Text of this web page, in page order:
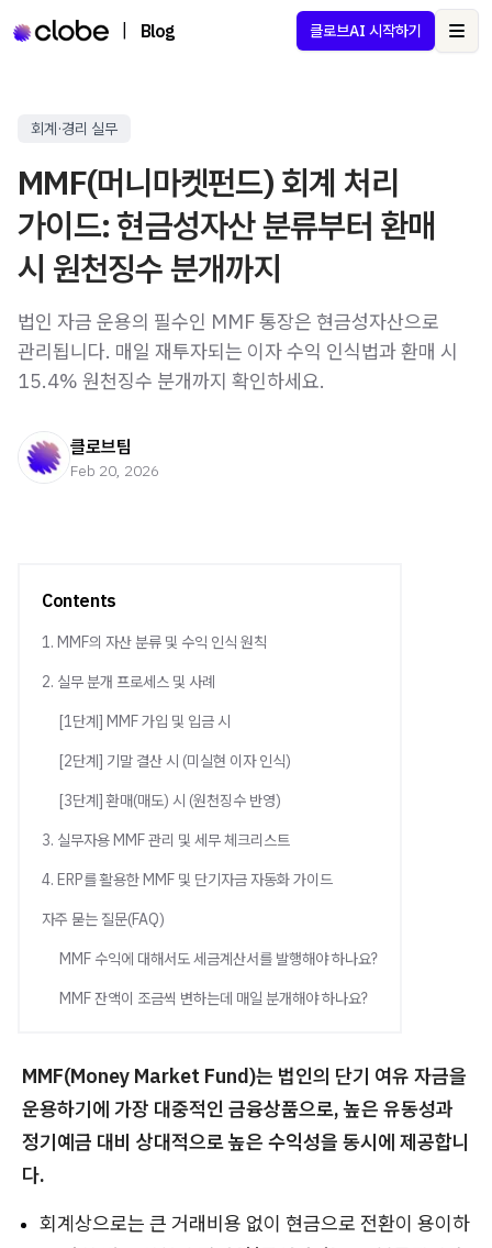
Blog 클로브AI 시작하기
회계·경리 실무
MMF(머니마켓펀드) 회계 처리
가이드: 현금성자산 분류부터 환매
시 원천징수 분개까지
법인 자금 운용의 필수인 MMF 통장은 현금성자산으로
관리됩니다. 매일 재투자되는 이자 수익 인식법과 환매 시
15.4% 원천징수 분개까지 확인하세요.
클로브팀
Feb 20, 2026
Contents
1. MMF의 자산 분류 및 수익 인식 원칙
2. 실무 분개 프로세스 및 사례
[1단계] MMF 가입 및 입금 시
[2단계] 기말 결산 시 (미실현 이자 인식)
[3단계] 환매(매도) 시 (원천징수 반영)
3. 실무자용 MMF 관리 및 세무 체크리스트
4. ERP를 활용한 MMF 및 단기자금 자동화 가이드
자주 묻는 질문(FAQ)
MMF 수익에 대해서도 세금계산서를 발행해야 하나요?
MMF 잔액이 조금씩 변하는데 매일 분개해야 하나요?
MMF(Money Market Fund)는 법인의 단기 여유 자금을
운용하기에 가장 대중적인 금융상품으로, 높은 유동성과
정기예금 대비 상대적으로 높은 수익성을 동시에 제공합니
다.
회계상으로는 큰 거래비용 없이 현금으로 전환이 용이하